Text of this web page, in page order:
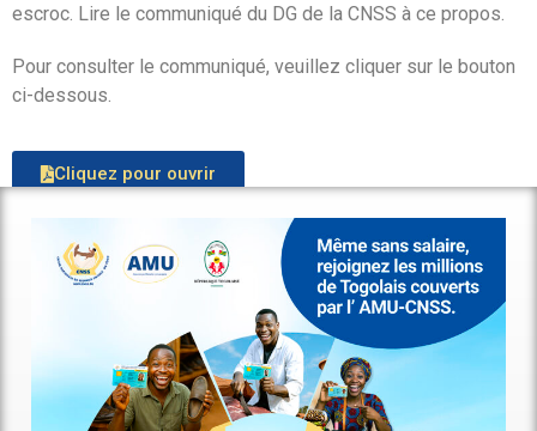
escroc. Lire le communiqué du DG de la CNSS à ce propos.
Pour consulter le communiqué, veuillez cliquer sur le bouton
ci-dessous.
Cliquez pour ouvrir